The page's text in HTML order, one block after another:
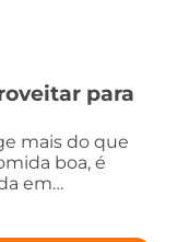
para
mais do que
boa, é
em…